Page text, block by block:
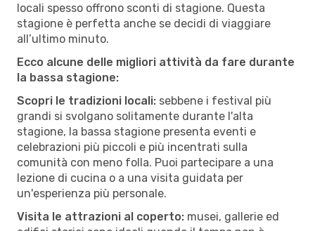
locali spesso offrono sconti di stagione. Questa
stagione è perfetta anche se decidi di viaggiare
all’ultimo minuto.
Ecco alcune delle migliori attività da fare durante
la bassa stagione:
Scopri le tradizioni locali: sebbene i festival più
grandi si svolgano solitamente durante l'alta
stagione, la bassa stagione presenta eventi e
celebrazioni più piccoli e più incentrati sulla
comunità con meno folla. Puoi partecipare a una
lezione di cucina o a una visita guidata per
un'esperienza più personale.
Visita le attrazioni al coperto: musei, gallerie ed